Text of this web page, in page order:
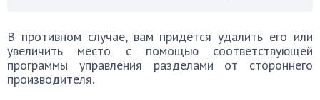
В противном случае, вам придется удалить его или
увеличить место с помощью соответствующей
программы управления разделами от стороннего
производителя.